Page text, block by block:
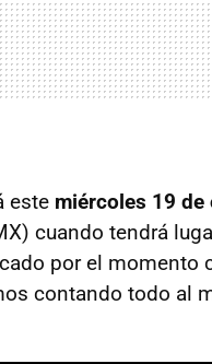
este miércoles 19 de
cuando tendrá
por el momento
contando todo al